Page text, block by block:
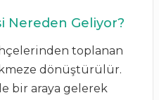
Nereden Geliyor?
toplanan
dönüştürülür.
bir araya gelerek